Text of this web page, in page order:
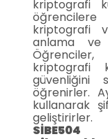
kriptografi
öğrencilere
kriptografi
anlama ve
kriptografi
güvenliğini
öğrenirler.
kullanarak
geliştirirler.
SİBE504